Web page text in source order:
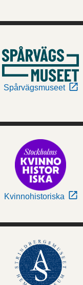
Spårvägsmuseet
Kvinnohistoriska